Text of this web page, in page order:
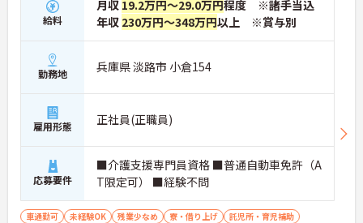
給料
月収 19.2万円～29.0万円程度 ※諸手当込
年収 230万円～348万円以上 ※賞与別
勤務地 兵庫県 淡路市 小倉154
雇用形態 正社員(正職員)
応募要件
■介護支援専門員資格 ■普通自動車免許（A
T限定可） ■経験不問
車通勤可 未経験OK 残業少なめ 寮・借り上げ
託児所・育児補助